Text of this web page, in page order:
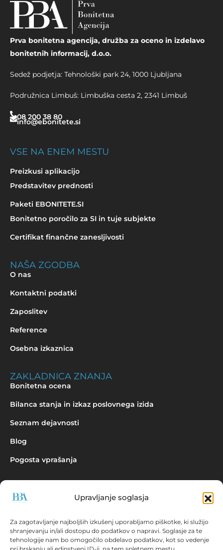
Upravljanje soglasja
Za zagotavljanje najboljših izkušenj uporabljamo piškotke, ki služijo
shranjevanju in/ali dostopu do podatkov o napravi. Soglasje za te
tehnologije nam bo omogočilo obdelavo podatkov, kot so vedenje
Prva bonitetna agencija, družba za oceno in izdelavo
bonitetnih informacij, d.o.o.
Sedež podjetja: Tehnološki park 24, 1000 Ljubljana
Podružnica Limbuš: Limbuška cesta 2, 2341 Limbuš
08 200 38 80
info@ebonitete.si
VSE NA ENEM MESTU
Preizkusi aplikacijo
Predstavitev prednosti
Paketi EBONITETE.SI
Bonitetno poročilo za SI in tuje subjekte
Certifikat finančne zanesljivosti
NAŠA ZGODBA
O nas
Kontaktni podatki
Zaposlitev
Reference
Osebna izkaznica
ZAKLADNICA ZNANJA
Bonitetna ocena
Bilanca stanja in izkaz poslovnega izida
Seznam dejavnosti
Blog
Pogosta vprašanja
Povpraševanje